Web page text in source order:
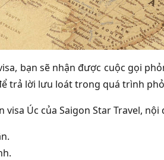
bạn sẽ nhận được cuộc gọi
trả lời lưu loát trong quá trình
visa Úc của Saigon Star Travel,